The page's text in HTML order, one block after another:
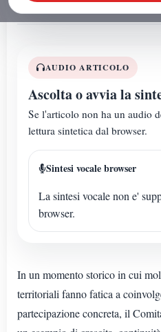
AUDIO ARTICOLO
Ascolta o avvia la
Se l'articolo non ha un audio
lettura sintetica dal browser.
Sintesi vocale browser
La sintesi vocale non e'
browser.
In un momento storico in cui
territoriali fanno fatica a
partecipazione concreta, il